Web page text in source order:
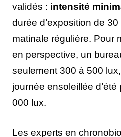
validés : intensité
durée d’exposition de
matinale régulière. Pour
en perspective, un
seulement 300 à 500
journée ensoleillée
000 lux.
Les experts en